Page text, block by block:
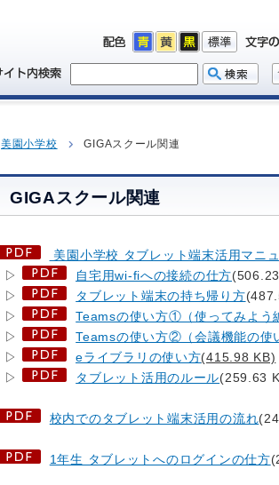
美園小学校 GIGAスクール関連
GIGAスクール関連
美園小学校 タブレット端末活用マニ
▷
自宅用wi-fiへの接続の仕方
▷
タブレット端末の持ち帰り方
▷
Teamsの使い方①（使ってみよう
▷
Teamsの使い方②（会議機能の使
▷
eライブラリの使い方(415.98 KB)
▷
タブレット活用のルール(259.63
校内でのタブレット端末活用の流れ
1年生 タブレットへのログインの仕方